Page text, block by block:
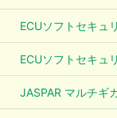
ECUソフトセキュ
ECUソフトセキュ
JASPAR マルチギ